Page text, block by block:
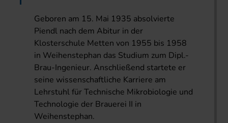
Geboren am 15. Mai 1935 absolvierte
Piendl nach dem Abitur in der
Klosterschule Metten von 1955 bis 1958
in Weihenstephan das Studium zum Dipl.-
Brau-Ingenieur. Anschließend startete er
seine wissenschaftliche Karriere am
Lehrstuhl für Technische Mikrobiologie und
Technologie der Brauerei II in
Weihenstephan.